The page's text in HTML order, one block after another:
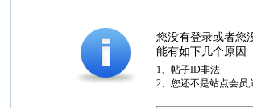
您没有登录或者您
能有如下几个原因
1、帖子ID非法
2、您还不是站点会员